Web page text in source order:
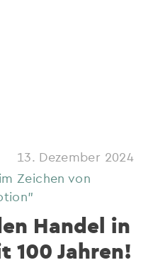
13. Dezember 2024
Zeichen von
Handel in
100 Jahren!